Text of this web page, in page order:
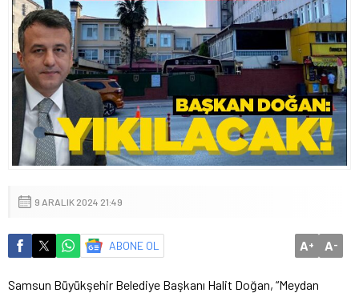
9 ARALIK 2024 21:49
ABONE OL A+ A-
Samsun Büyükşehir Belediye Başkanı Halit Doğan, “Meydan